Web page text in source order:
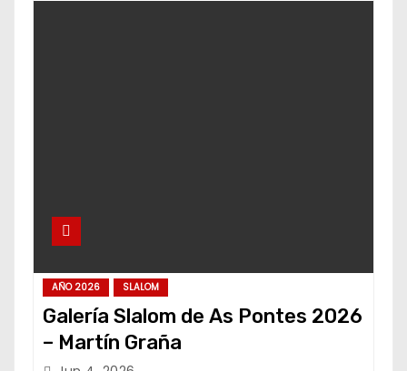
AÑO 2026 SLALOM
Galería Slalom de As Pontes 2026
– Martín Graña